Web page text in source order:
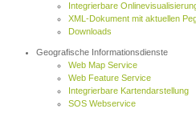
Integrierbare
XML-Dokument mit aktuellen
Downloads
Geografische Informationsdienste
Web Map Service
Web Feature Service
Integrierbare Kartendarstellung
SOS Webservice